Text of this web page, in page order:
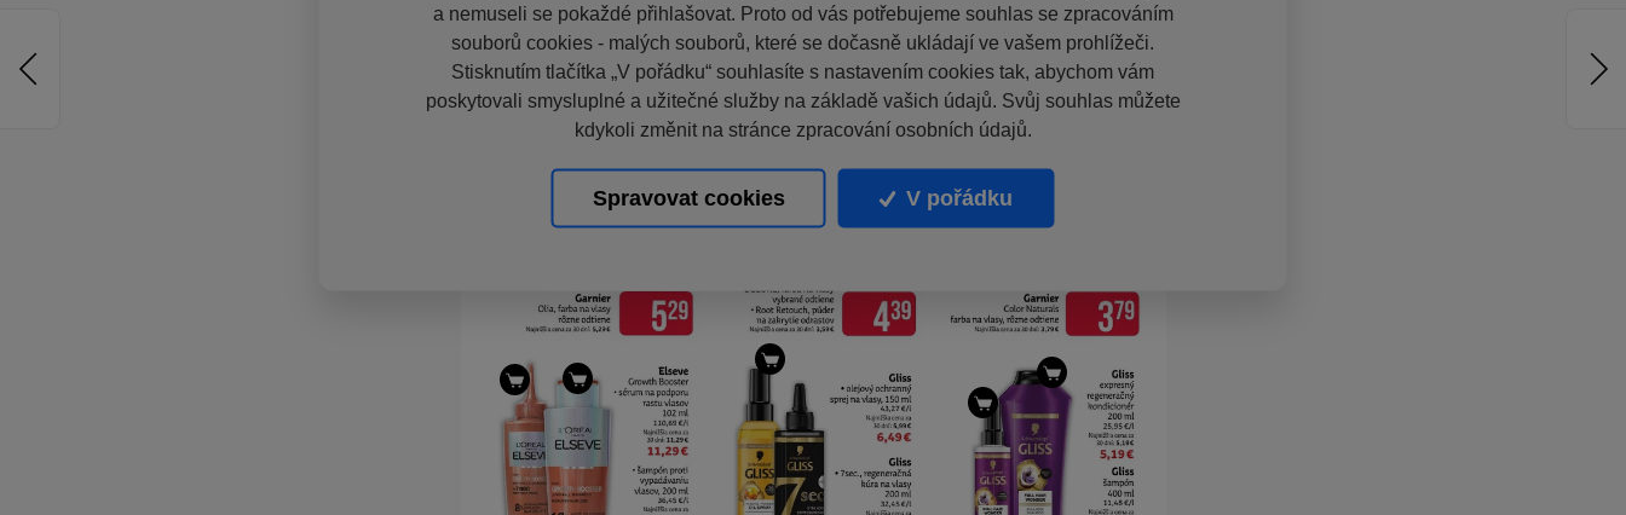
a nemuseli se pokaždé přihlašovat. Proto od vás potřebujeme souhlas se zpracováním
souborů cookies - malých souborů, které se dočasně ukládají ve vašem prohlížeči.
Stisknutím tlačítka „V pořádku“ souhlasíte s nastavením cookies tak, abychom vám
poskytovali smysluplné a užitečné služby na základě vašich údajů. Svůj souhlas můžete
kdykoli změnit na stránce zpracování osobních údajů.
Spravovat cookies V pořádku